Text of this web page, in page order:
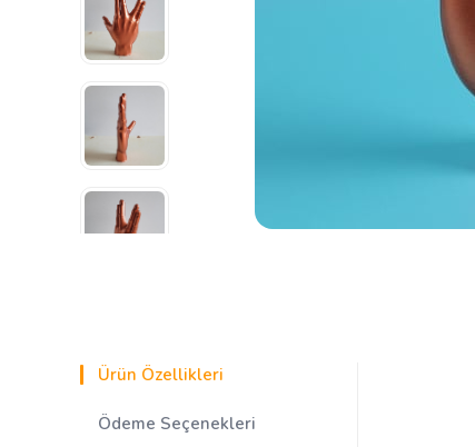
Ürün Özellikleri
Ödeme Seçenekleri